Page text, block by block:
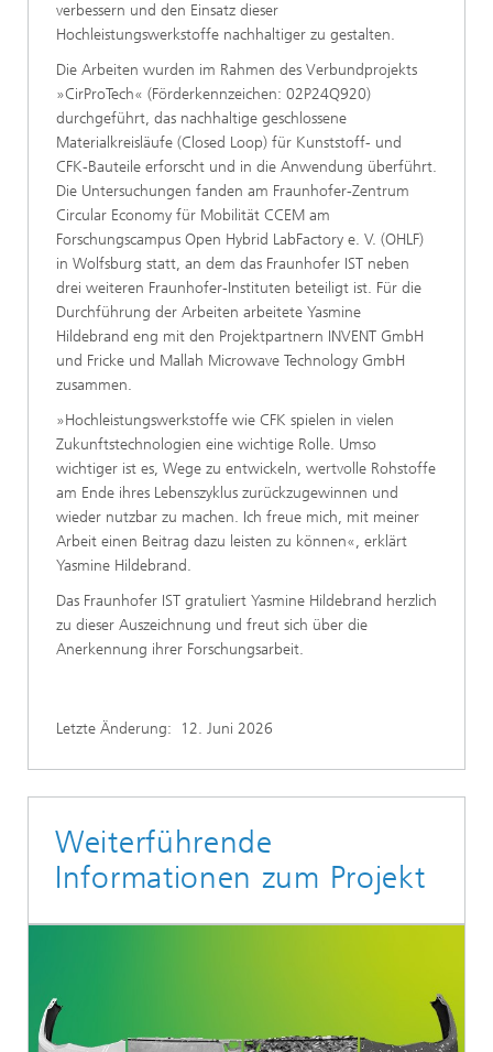
verbessern und den Einsatz dieser
Hochleistungswerkstoffe nachhaltiger zu gestalten.
Die Arbeiten wurden im Rahmen des Verbundprojekts
»CirProTech« (Förderkennzeichen: 02P24Q920)
durchgeführt, das nachhaltige geschlossene
Materialkreisläufe (Closed Loop) für Kunststoff- und
CFK-Bauteile erforscht und in die Anwendung überführt.
Die Untersuchungen fanden am Fraunhofer-Zentrum
Circular Economy für Mobilität CCEM am
Forschungscampus Open Hybrid LabFactory e. V. (OHLF)
in Wolfsburg statt, an dem das Fraunhofer IST neben
drei weiteren Fraunhofer-Instituten beteiligt ist. Für die
Durchführung der Arbeiten arbeitete Yasmine
Hildebrand eng mit den Projektpartnern INVENT GmbH
und Fricke und Mallah Microwave Technology GmbH
zusammen.
»Hochleistungswerkstoffe wie CFK spielen in vielen
Zukunftstechnologien eine wichtige Rolle. Umso
wichtiger ist es, Wege zu entwickeln, wertvolle Rohstoffe
am Ende ihres Lebenszyklus zurückzugewinnen und
wieder nutzbar zu machen. Ich freue mich, mit meiner
Arbeit einen Beitrag dazu leisten zu können«, erklärt
Yasmine Hildebrand.
Das Fraunhofer IST gratuliert Yasmine Hildebrand herzlich
zu dieser Auszeichnung und freut sich über die
Anerkennung ihrer Forschungsarbeit.
Letzte Änderung: 12. Juni 2026
Weiterführende
Informationen zum Projekt